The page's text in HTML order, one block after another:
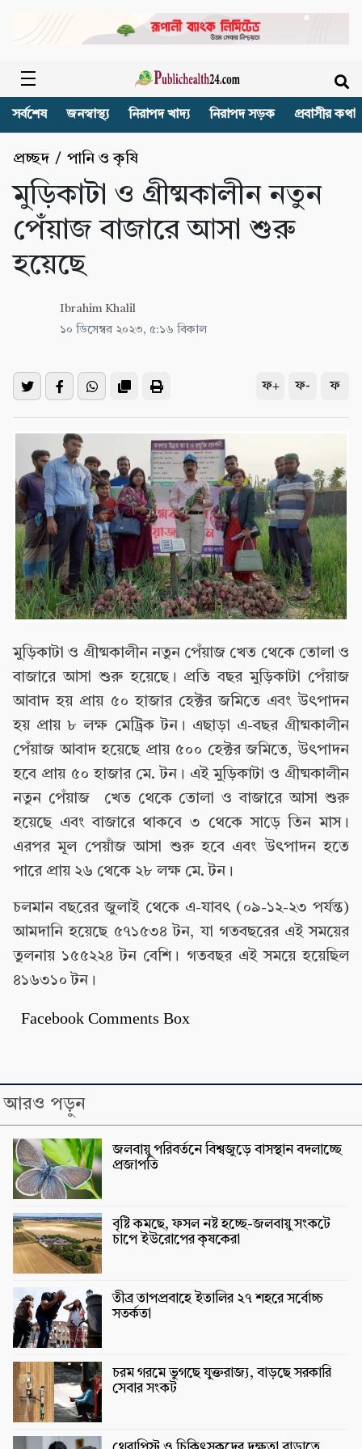
সর্বশেষ জনস্বাস্থ্য নিরাপদ খাদ্য নিরাপদ সড়ক প্রবাসীর কথা
প্রচ্ছদ / পানি ও কৃষি
মুড়িকাটা ও গ্রীষ্মকালীন নতুন
পেঁয়াজ বাজারে আসা শুরু
হয়েছে
Ibrahim Khalil
১০ ডিসেম্বর ২০২৩, ৫:১৬ বিকাল
ফ+ ফ- ফ
মুড়িকাটা ও গ্রীষ্মকালীন নতুন পেঁয়াজ খেত থেকে তোলা ও
বাজারে আসা শুরু হয়েছে। প্রতি বছর মুড়িকাটা পেঁয়াজ
আবাদ হয় প্রায় ৫০ হাজার হেক্টর জমিতে এবং উৎপাদন
হয় প্রায় ৮ লক্ষ মেট্রিক টন। এছাড়া এ-বছর গ্রীষ্মকালীন
পেঁয়াজ আবাদ হয়েছে প্রায় ৫০০ হেক্টর জমিতে, উৎপাদন
হবে প্রায় ৫০ হাজার মে. টন। এই মুড়িকাটা ও গ্রীষ্মকালীন
নতুন পেঁয়াজ খেত থেকে তোলা ও বাজারে আসা শুরু
হয়েছে এবং বাজারে থাকবে ৩ থেকে সাড়ে তিন মাস।
এরপর মূল পেয়াঁজ আসা শুরু হবে এবং উৎপাদন হতে
পারে প্রায় ২৬ থেকে ২৮ লক্ষ মে. টন।
চলমান বছরের জুলাই থেকে এ-যাবৎ (০৯-১২-২৩ পর্যন্ত)
আমদানি হয়েছে ৫৭১৫৩৪ টন, যা গতবছরের এই সময়ের
তুলনায় ১৫৫২২৪ টন বেশি। গতবছর এই সময়ে হয়েছিল
৪১৬৩১০ টন।
Facebook Comments Box
আরও পড়ুন
জলবায়ু পরিবর্তনে বিশ্বজুড়ে বাসস্থান বদলাচ্ছে
প্রজাপতি
বৃষ্টি কমছে, ফসল নষ্ট হচ্ছে-জলবায়ু সংকটে
চাপে ইউরোপের কৃষকেরা
তীব্র তাপপ্রবাহে ইতালির ২৭ শহরে সর্বোচ্চ
সতর্কতা
চরম গরমে ভুগছে যুক্তরাজ্য, বাড়ছে সরকারি
সেবার সংকট